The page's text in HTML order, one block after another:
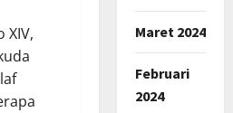
XIV,
Maret 2024
Februari
2024